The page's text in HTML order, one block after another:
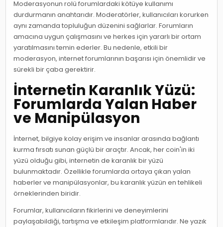
Moderasyonun rolü forumlardaki kötüye kullanımı
durdurmanın anahtarıdır. Moderatörler, kullanıcıları korurken
aynı zamanda topluluğun düzenini sağlarlar. Forumların
amacına uygun çalışmasını ve herkes için yararlı bir ortam
yaratılmasını temin ederler. Bu nedenle, etkili bir
moderasyon, internet forumlarının başarısı için önemlidir ve
sürekli bir çaba gerektirir.
İnternetin Karanlık Yüzü:
Forumlarda Yalan Haber
ve Manipülasyon
İnternet, bilgiye kolay erişim ve insanlar arasında bağlantı
kurma fırsatı sunan güçlü bir araçtır. Ancak, her coin'in iki
yüzü olduğu gibi, internetin de karanlık bir yüzü
bulunmaktadır. Özellikle forumlarda ortaya çıkan yalan
haberler ve manipülasyonlar, bu karanlık yüzün en tehlikeli
örneklerinden biridir.
Forumlar, kullanıcıların fikirlerini ve deneyimlerini
paylaşabildiği, tartışma ve etkileşim platformlarıdır. Ne yazık